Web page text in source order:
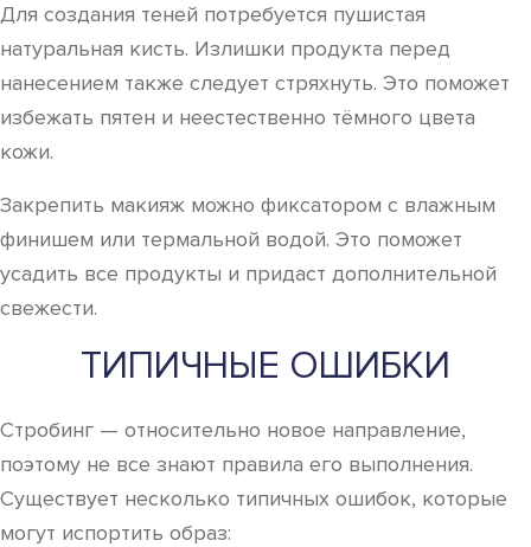
Для создания теней потребуется пушистая
натуральная кисть. Излишки продукта перед
нанесением также следует стряхнуть. Это поможет
избежать пятен и неестественно тёмного цвета
кожи.
Закрепить макияж можно фиксатором с влажным
финишем или термальной водой. Это поможет
усадить все продукты и придаст дополнительной
свежести.
ТИПИЧНЫЕ ОШИБКИ
Стробинг — относительно новое направление,
поэтому не все знают правила его выполнения.
Существует несколько типичных ошибок, которые
могут испортить образ: